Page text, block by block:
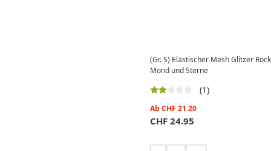
(Gr. S) Elastischer Mesh Glitzer
Mond und Sterne
(1)
Ab CHF 21.20
CHF 24.95